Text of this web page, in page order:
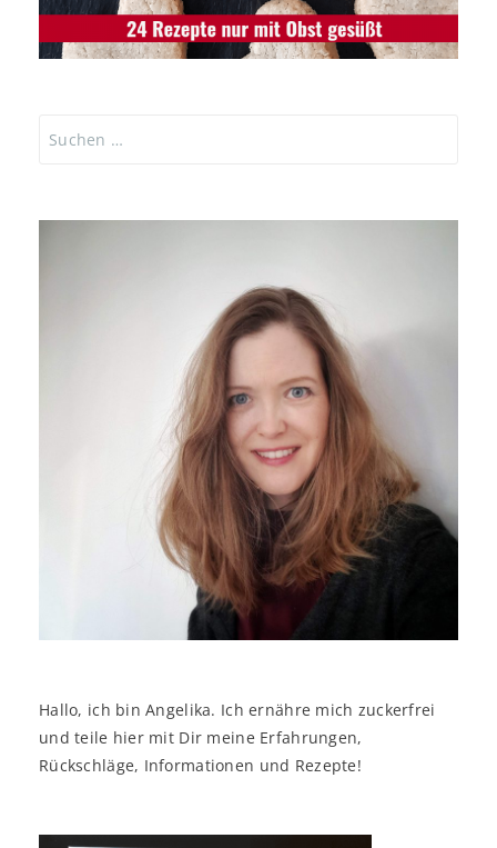
Hallo, ich bin Angelika. Ich ernähre mich zuckerfrei
und teile hier mit Dir meine Erfahrungen,
Rückschläge, Informationen und Rezepte!